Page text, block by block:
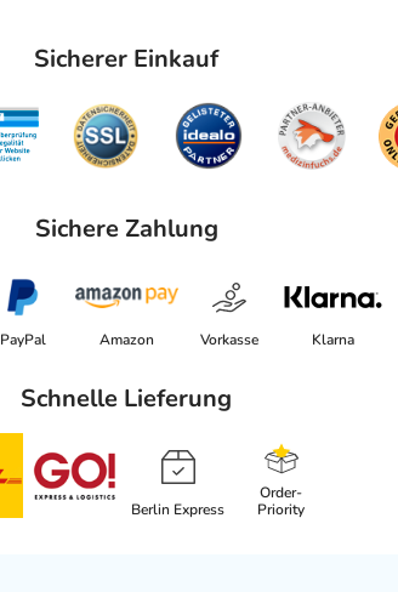
Sicherer Einkauf
Sichere Zahlung
PayPal Amazon Vorkasse Klarna
Schnelle Lieferung
Berlin Express
Order-
Priority